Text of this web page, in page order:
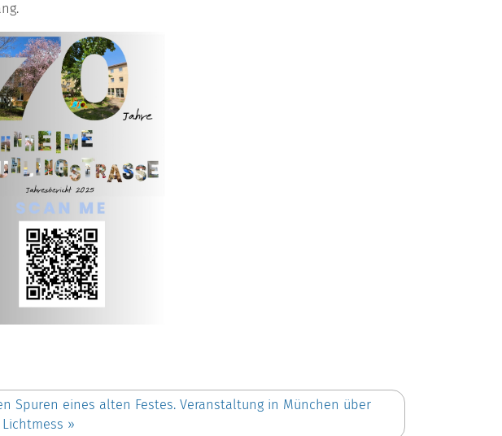
Spuren eines alten Festes. Veranstaltung in München über
»